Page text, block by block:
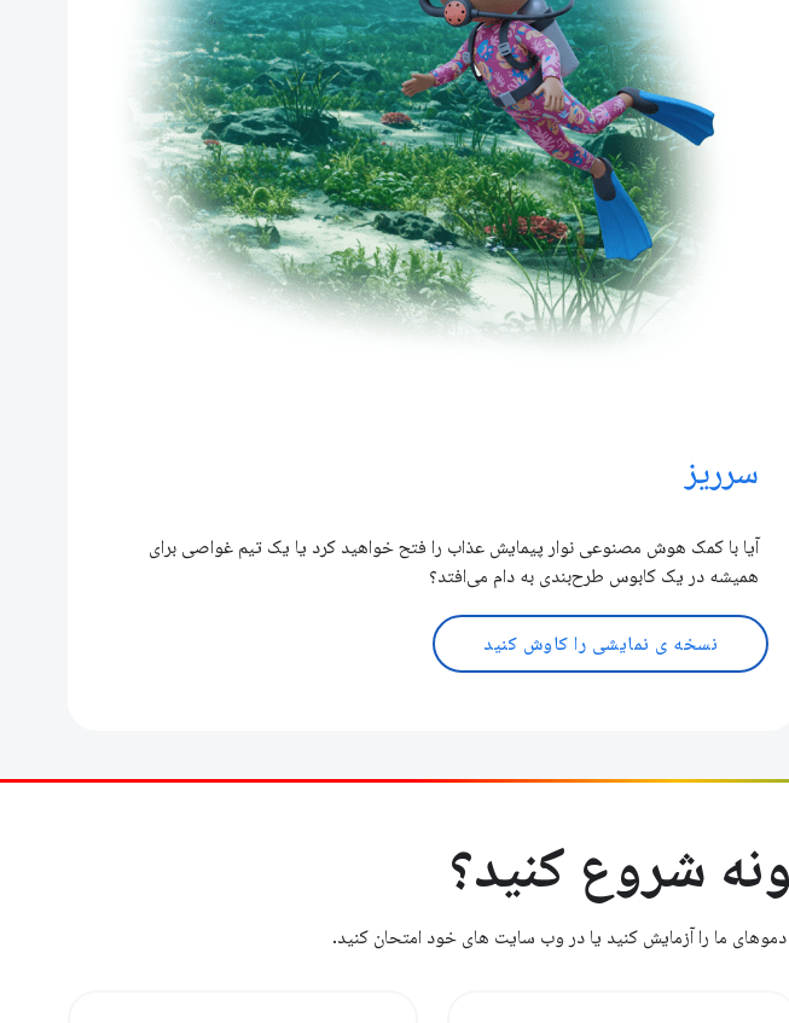
سرریز
آیا با کمک هوش مصنوعی نوار پیمایش عذاب را فتح خواهید کرد یا یک تیم غواصی برای
همیشه در یک کابوس طرح‌بندی به دام می‌افتد؟
نسخه ی نمایشی را کاوش کنید
شروع کنید؟